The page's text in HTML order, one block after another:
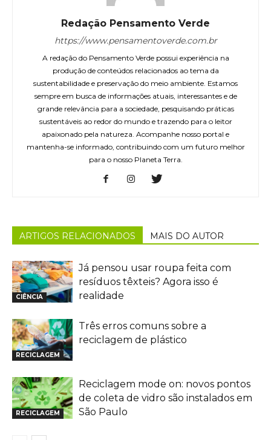
Redação Pensamento Verde
https://www.pensamentoverde.com.br
A redação do Pensamento Verde possui experiência na
produção de conteúdos relacionados ao tema da
sustentabilidade e preservação do meio ambiente. Estamos
sempre em busca de informações atuais, interessantes e de
grande relevância para a sociedade, pesquisando práticas
sustentáveis ao redor do mundo e trazendo para o leitor
apaixonado pela natureza. Acompanhe nosso portal e
mantenha-se informado, contribuindo com um futuro melhor
para o nosso Planeta Terra.
ARTIGOS RELACIONADOS MAIS DO AUTOR
CIÊNCIA
Já pensou usar roupa feita com
resíduos têxteis? Agora isso é
realidade
RECICLAGEM
Três erros comuns sobre a
reciclagem de plástico
RECICLAGEM
Reciclagem mode on: novos pontos
de coleta de vidro são instalados em
São Paulo